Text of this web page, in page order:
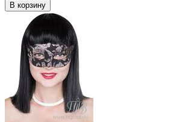
В корзину